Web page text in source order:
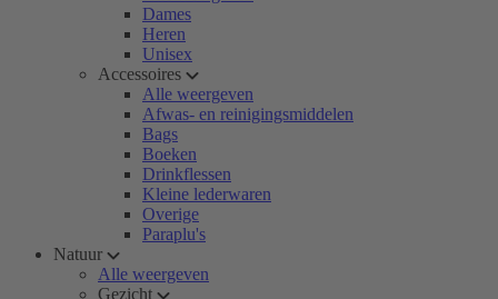
Dames
Heren
Unisex
Accessoires
Alle weergeven
Afwas- en reinigingsmiddelen
Bags
Boeken
Drinkflessen
Kleine lederwaren
Overige
Paraplu's
Natuur
Alle weergeven
Gezicht